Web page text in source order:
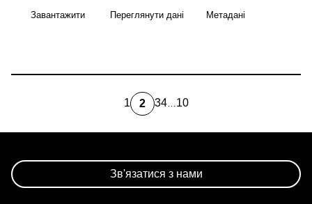
Завантажити Переглянути дані Метадані
Page
1
Поточна
2 Page
3Page
4…Остання
10
сторінки
Зв'язатися з нами